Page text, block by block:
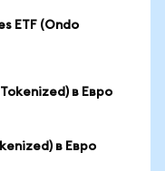
ETF (Ondo
в Евро
в Евро